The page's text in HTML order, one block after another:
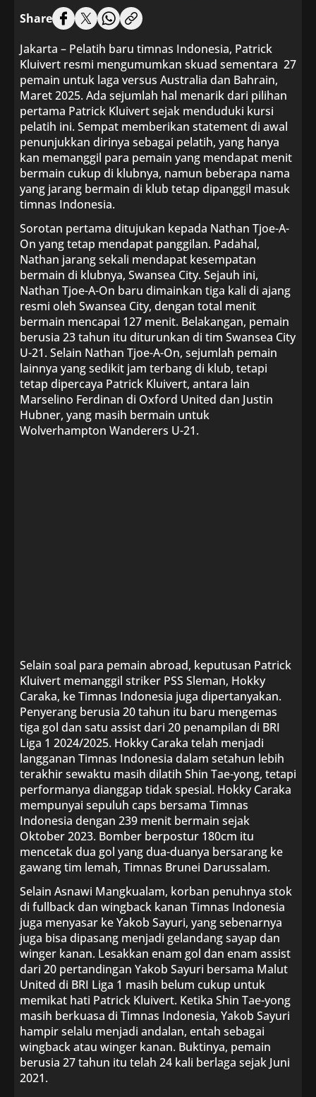
Share
Jakarta – Pelatih baru timnas Indonesia, Patrick
Kluivert resmi mengumumkan skuad sementara 27
pemain untuk laga versus Australia dan Bahrain,
Maret 2025. Ada sejumlah hal menarik dari pilihan
pertama Patrick Kluivert sejak menduduki kursi
pelatih ini. Sempat memberikan statement di awal
penunjukkan dirinya sebagai pelatih, yang hanya
kan memanggil para pemain yang mendapat menit
bermain cukup di klubnya, namun beberapa nama
yang jarang bermain di klub tetap dipanggil masuk
timnas Indonesia.
Sorotan pertama ditujukan kepada Nathan Tjoe-A-
On yang tetap mendapat panggilan. Padahal,
Nathan jarang sekali mendapat kesempatan
bermain di klubnya, Swansea City. Sejauh ini,
Nathan Tjoe-A-On baru dimainkan tiga kali di ajang
resmi oleh Swansea City, dengan total menit
bermain mencapai 127 menit. Belakangan, pemain
berusia 23 tahun itu diturunkan di tim Swansea City
U-21. Selain Nathan Tjoe-A-On, sejumlah pemain
lainnya yang sedikit jam terbang di klub, tetapi
tetap dipercaya Patrick Kluivert, antara lain
Marselino Ferdinan di Oxford United dan Justin
Hubner, yang masih bermain untuk
Wolverhampton Wanderers U-21.
Selain soal para pemain abroad, keputusan Patrick
Kluivert memanggil striker PSS Sleman, Hokky
Caraka, ke Timnas Indonesia juga dipertanyakan.
Penyerang berusia 20 tahun itu baru mengemas
tiga gol dan satu assist dari 20 penampilan di BRI
Liga 1 2024/2025. Hokky Caraka telah menjadi
langganan Timnas Indonesia dalam setahun lebih
terakhir sewaktu masih dilatih Shin Tae-yong, tetapi
performanya dianggap tidak spesial. Hokky Caraka
mempunyai sepuluh caps bersama Timnas
Indonesia dengan 239 menit bermain sejak
Oktober 2023. Bomber berpostur 180cm itu
mencetak dua gol yang dua-duanya bersarang ke
gawang tim lemah, Timnas Brunei Darussalam.
Selain Asnawi Mangkualam, korban penuhnya stok
di fullback dan wingback kanan Timnas Indonesia
juga menyasar ke Yakob Sayuri, yang sebenarnya
juga bisa dipasang menjadi gelandang sayap dan
winger kanan. Lesakkan enam gol dan enam assist
dari 20 pertandingan Yakob Sayuri bersama Malut
United di BRI Liga 1 masih belum cukup untuk
memikat hati Patrick Kluivert. Ketika Shin Tae-yong
masih berkuasa di Timnas Indonesia, Yakob Sayuri
hampir selalu menjadi andalan, entah sebagai
wingback atau winger kanan. Buktinya, pemain
berusia 27 tahun itu telah 24 kali berlaga sejak Juni
2021.